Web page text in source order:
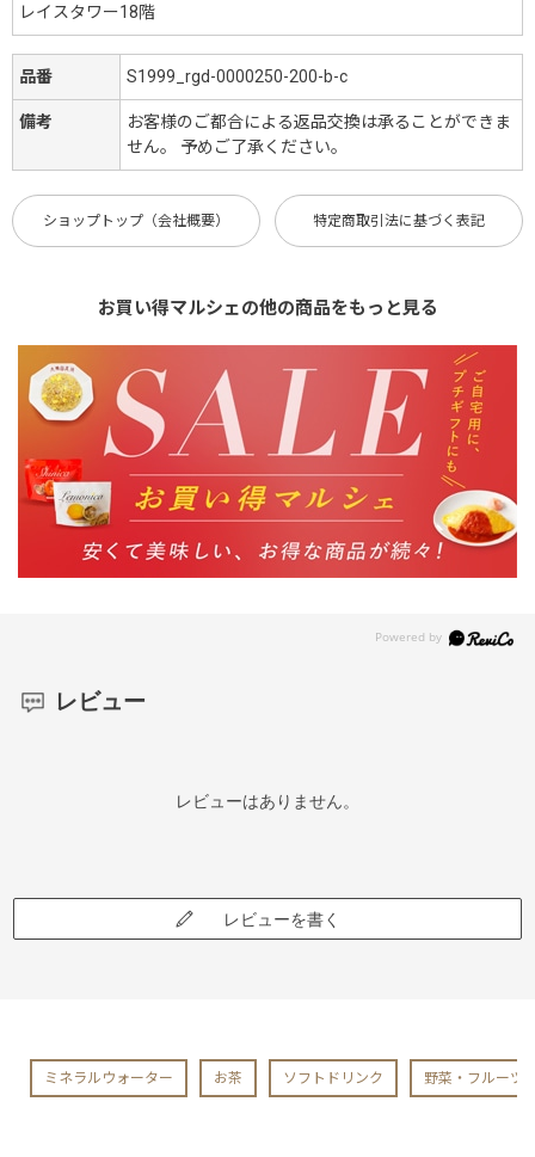
レイスタワー18階
品番 S1999_rgd-0000250-200-b-c
備考
お客様のご都合による返品交換は承ることができま
せん。 予めご了承ください。
ショップトップ（会社概要） 特定商取引法に基づく表記
お買い得マルシェの他の商品をもっと見る
レビュー
レビューはありません。
レビューを書く
ミネラルウォーター お茶 ソフトドリンク 野菜・フルーツ